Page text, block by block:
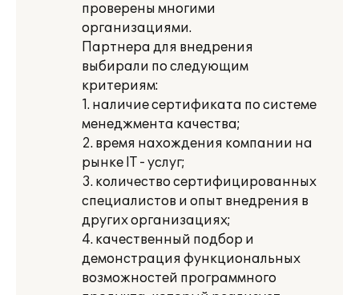
проверены многими
организациями.
Партнера для внедрения
выбирали по следующим
критериям:
1. наличие сертификата по системе
менеджмента качества;
2. время нахождения компании на
рынке IT - услуг;
3. количество сертифицированных
специалистов и опыт внедрения в
других организациях;
4. качественный подбор и
демонстрация функциональных
возможностей программного